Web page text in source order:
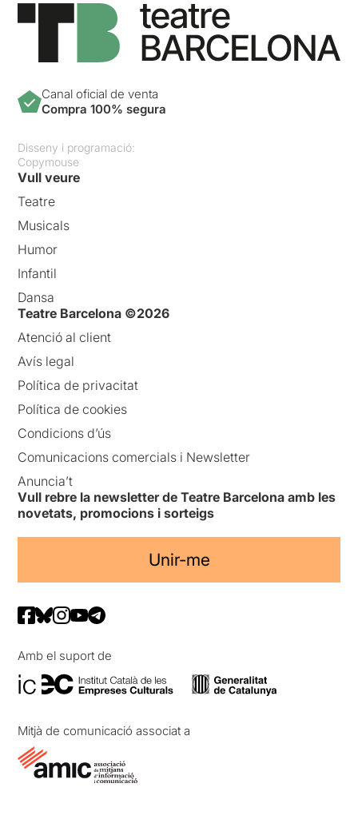
Canal oficial de venta
Compra 100% segura
Disseny i programació:
Copymouse
Vull veure
Teatre
Musicals
Humor
Infantil
Dansa
Teatre Barcelona ©2026
Atenció al client
Avís legal
Política de privacitat
Política de cookies
Condicions d’ús
Comunicacions comercials i Newsletter
Anuncia’t
Vull rebre la newsletter de Teatre Barcelona amb les
novetats, promocions i sorteigs
Unir-me
Amb el suport de
Mitjà de comunicació associat a